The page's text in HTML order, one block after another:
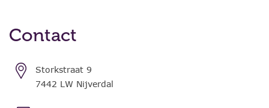
Contact
Storkstraat 9
7442 LW Nijverdal